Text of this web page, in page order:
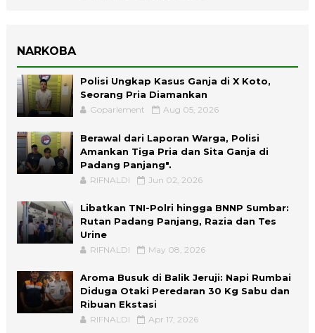
NARKOBA
Polisi Ungkap Kasus Ganja di X Koto,
Seorang Pria Diamankan
Goparlement Aug 05, 2026
Berawal dari Laporan Warga, Polisi
Amankan Tiga Pria dan Sita Ganja di
Padang Panjang".
RIFNALDI Jun 02, 2026
Libatkan TNI-Polri hingga BNNP Sumbar:
Rutan Padang Panjang, Razia dan Tes
Urine
RIFNALDI May 08, 2026
Aroma Busuk di Balik Jeruji: Napi Rumbai
Diduga Otaki Peredaran 30 Kg Sabu dan
Ribuan Ekstasi
RIFNALDI Apr 17, 2026